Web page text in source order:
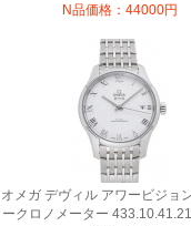
N品価格：44000円
オメガ デヴィル アワービジョ
ークロノメーター